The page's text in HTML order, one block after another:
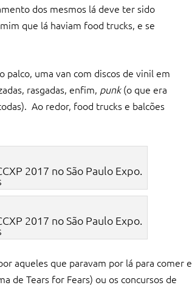
dos mesmos lá deve ter sido
que lá haviam food trucks, e se
uma van com discos de vinil em
rasgadas, enfim, punk(o que era
Ao redor, food trucks e balcões
2017 no São Paulo Expo.
2017 no São Paulo Expo.
aqueles que paravam por lá para comer e
de Tears for Fears) ou os concursos de